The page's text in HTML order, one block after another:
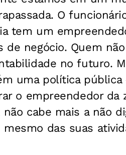
O
tem um
de negócio. Quem
no futuro.
uma política
o empreendedor da
cabe mais a não
das suas